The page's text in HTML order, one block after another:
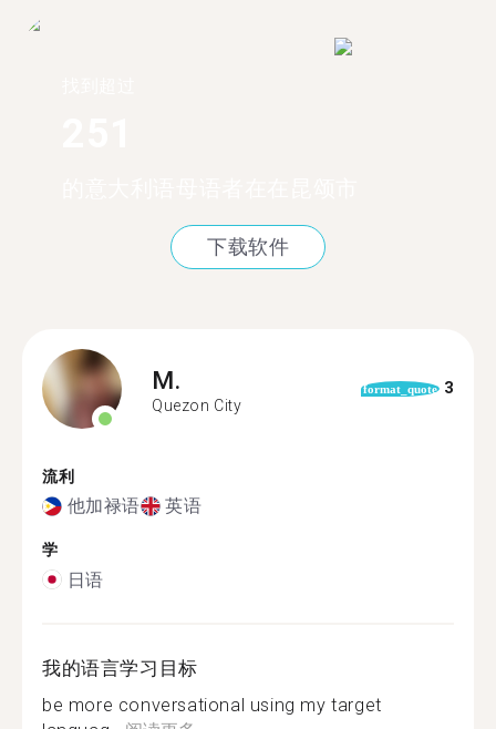
下载软件
M.
Quezon City
format_quote 3
流利
他加禄语 英语
学
日语
我的语言学习目标
be more conversational using my target